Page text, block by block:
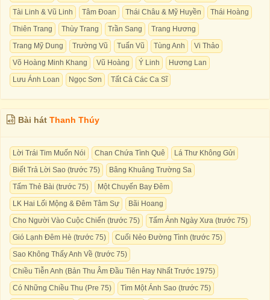
Tài Linh & Vũ Linh
Tâm Đoan Thái Châu & Mỹ Huyền
Thái Hoàng
Thiên Trang
Thùy Trang Trần Sang
Trang Hương
Trang Mỹ Dung
Trường Vũ Tuấn Vũ Tùng Anh
Vi Thảo
Võ Hoàng Minh Khang
Vũ Hoàng Ý Linh
Hương Lan
Lưu Ánh Loan
Ngọc Sơn Tất Cả Các Ca Sĩ
Bài hát Thanh Thúy
Lời Trái Tim Muốn Nói Chan Chứa Tình Quê
Lá Thư Không Gửi
Biết Trả Lời Sao (trước 75)
Bâng Khuâng Trường Sa
Tấm Thẻ Bài (trước 75)
Một Chuyến Bay Đêm
LK Hai Lối Mộng & Đêm Tâm Sự
Bãi Hoang
Cho Người Vào Cuộc Chiến (trước 75)
Tấm Ảnh Ngày Xưa (trước 75)
Gió Lạnh Đêm Hè (trước 75)
Cuối Nẻo Đường Tình (trước 75)
Sao Không Thấy Anh Về (trước 75)
Chiều Tiễn Anh (Bản Thu Âm Đầu Tiên Hay Nhất Trước 1975)
Có Những Chiều Thu (Pre 75)
Tìm Một Ánh Sao (trước 75)